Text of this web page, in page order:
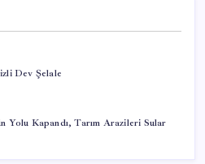
Dev Şelale
Yolu Kapandı, Tarım Arazileri Sular